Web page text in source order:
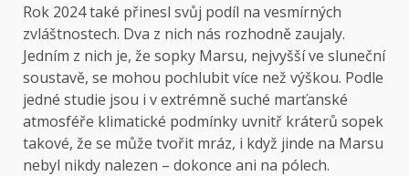
Rok 2024 také přinesl svůj podíl na vesmírných
zvláštnostech. Dva z nich nás rozhodně zaujaly.
Jedním z nich je, že sopky Marsu, nejvyšší ve sluneční
soustavě, se mohou pochlubit více než výškou. Podle
jedné studie jsou i v extrémně suché marťanské
atmosféře klimatické podmínky uvnitř kráterů sopek
takové, že se může tvořit mráz, i když jinde na Marsu
nebyl nikdy nalezen – dokonce ani na pólech.